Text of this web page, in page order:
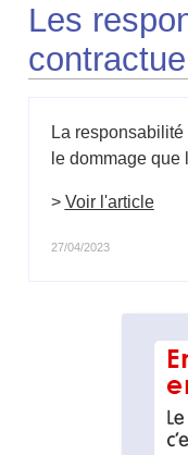
Les
La
le dommage que
> Voir l'article
27/04/2023